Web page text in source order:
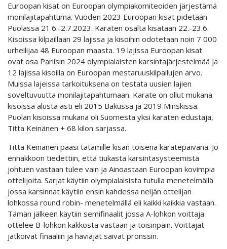
Euroopan kisat on Euroopan olympiakomiteoiden järjestämä
monilajitapahtuma. Vuoden 2023 Euroopan kisat pidetään
Puolassa 21.6.-2.7.2023. Karaten osalta kisataan 22.-23.6.
Kisoissa kilpaillaan 29 lajissa ja kisoihin odotetaan noin 7 000
urheilijaa 48 Euroopan maasta. 19 lajissa Euroopan kisat
ovat osa Pariisin 2024 olympialaisten karsintajärjestelmää ja
12 lajissa kisoilla on Euroopan mestaruuskilpailujen arvo.
Muissa lajeissa tarkoituksena on testata uusien lajien
soveltuvuutta monilajitapahtumaan. Karate on ollut mukana
kisoissa alusta asti eli 2015 Bakussa ja 2019 Minskissä.
Puolan kisoissa mukana oli Suomesta yksi karaten edustaja,
Titta Keinänen + 68 kilon sarjassa.
Titta Keinänen pääsi tatamille kisan toisena karatepäivänä. Jo
ennakkoon tiedettiin, että tiukasta karsintasysteemistä
johtuen vastaan tulee vain ja Ainoastaan Euroopan kovimpia
ottelijoita. Sarjat käytiin olympialaisista tutulla menetelmällä
jossa karsinnat käytiin ensin kahdessa neljän ottelijan
lohkossa round robin- menetelmällä eli kaikki kaikkia vastaan.
Tämän jälkeen käytiin semifinaalit jossa A-lohkon voittaja
ottelee B-lohkon kakkosta vastaan ja toisinpäin. Voittajat
jatkoivat finaaliin ja häviäjät saivat pronssin.